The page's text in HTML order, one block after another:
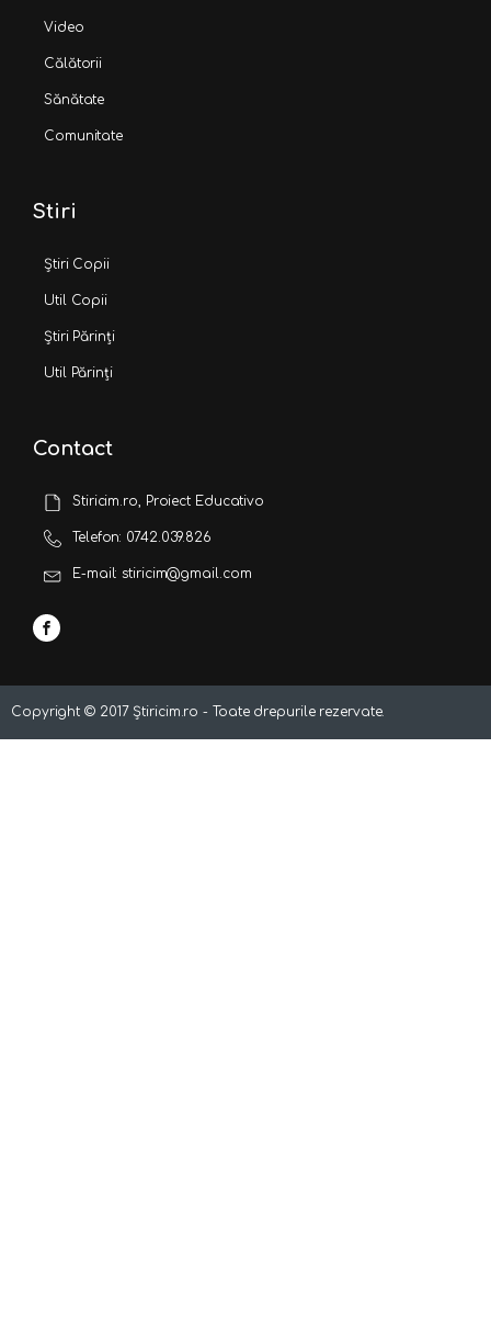
Video
Călătorii
Sănătate
Comunitate
Stiri
Știri Copii
Util Copii
Știri Părinți
Util Părinți
Contact
Stiricim.ro, Proiect Educativo
Telefon: 0742.039.826
E-mail: stiricim@gmail.com
Copyright © 2017 Știricim.ro - Toate drepurile rezervate.